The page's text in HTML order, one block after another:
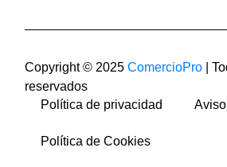
Copyright © 2025ComercioPro |
reservados
Política de privacidad
Aviso
Política de Cookies